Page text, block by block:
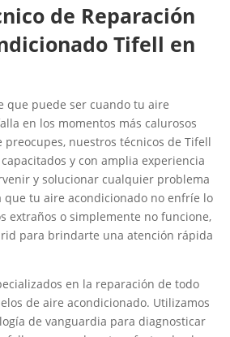
de Reparación
Tifell en
que puede ser cuando tu aire
en los momentos más calurosos
preocupes, nuestros técnicos de Tifell
y con amplia experiencia
y solucionar cualquier problema
que tu aire acondicionado no enfríe lo
extraños o simplemente no funcione,
para brindarte una atención rápida
en la reparación de todo
de aire acondicionado. Utilizamos
de vanguardia para diagnosticar